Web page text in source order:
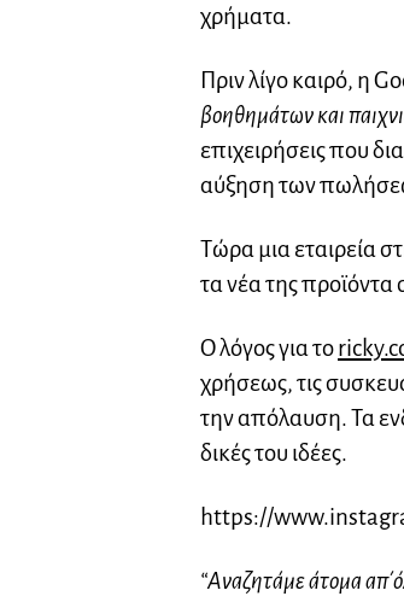
χρήματα.
Πριν λίγο καιρό, η
βοηθημάτων και
επιχειρήσεις που
αύξηση των
Τώρα μια εταιρεία
τα νέα της προϊόντα
Ο λόγος για το
χρήσεως, τις
την απόλαυση. Τα
δικές του ιδέες.
https://
“Αναζητάμε άτομα